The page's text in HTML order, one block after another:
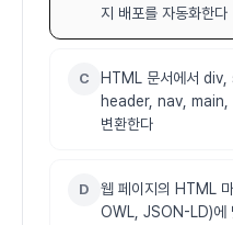
지 배포를 자동화한다
C
HTML 문서에서 div,
header, nav, main,
변환한다
D
웹 페이지의 HTML
OWL, JSON-LD)에